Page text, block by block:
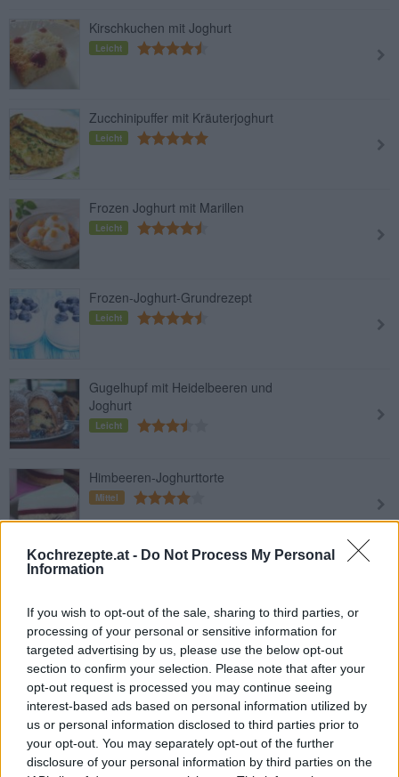
Kochrezepte.at - Do Not Process My Personal
Information
If you wish to opt-out of the sale, sharing to third parties, or
processing of your personal or sensitive information for
targeted advertising by us, please use the below opt-out
section to confirm your selection. Please note that after your
opt-out request is processed you may continue seeing
interest-based ads based on personal information utilized by
us or personal information disclosed to third parties prior to
your opt-out. You may separately opt-out of the further
disclosure of your personal information by third parties on the
Kirschkuchen mit Joghurt
Leicht
Zucchinipuffer mit Kräuterjoghurt
Leicht
Frozen Joghurt mit Marillen
Leicht
Frozen-Joghurt-Grundrezept
Leicht
Gugelhupf mit Heidelbeeren und
Joghurt
Leicht
Himbeeren-Joghurttorte
Mittel
Erdbeer-Joghurt-Shake
2 3 5 7 9 11 13
Joghurt kann pur oder mit Früchten angereichert gegessen
werden. Er eignet sich auch für die Zubereitung und Verfeinerung
verschiedener Speisen wie Torten, Salate, Kuchen, Saucen, Dips